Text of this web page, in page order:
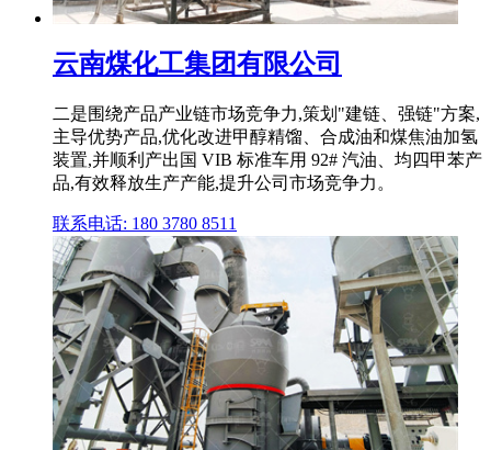
云南煤化工集团有限公司
二是围绕产品产业链市场竞争力,策划"建链、强链"方案,
主导优势产品,优化改进甲醇精馏、合成油和煤焦油加氢
装置,并顺利产出国 VIB 标准车用 92# 汽油、均四甲苯产
品,有效释放生产产能,提升公司市场竞争力。
联系电话: 180 3780 8511